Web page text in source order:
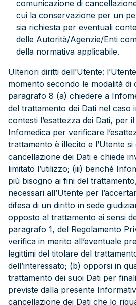
comunicazione di
cui la conservazione per un
sia richiesta per eventuali
delle Autorità/Agenzie/Enti
della normativa applicabile.
Ulteriori diritti dell’Utente:
momento secondo le modalità di
paragrafo 8 (a) chiedere a
del trattamento dei Dati nel caso
contesti l’esattezza dei Dati, per
Infomedica per verificare
trattamento è illecito e l’Utente
cancellazione dei Dati e chiede
limitato l’utilizzo; (iii) benché
più bisogno ai fini del
necessari all’Utente per
difesa di un diritto in sede
opposto al trattamento ai sensi
paragrafo 1, del Regolamento
verifica in merito all’eventuale
legittimi del titolare del
dell’interessato; (b) opporsi in
trattamento dei suoi Dati per
previste dalla presente
cancellazione dei Dati che lo